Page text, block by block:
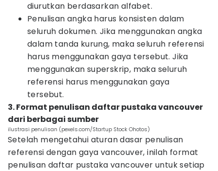
diurutkan berdasarkan alfabet.
Penulisan angka harus konsisten dalam
seluruh dokumen. Jika menggunakan angka
dalam tanda kurung, maka seluruh referensi
harus menggunakan gaya tersebut. Jika
menggunakan superskrip, maka seluruh
referensi harus menggunakan gaya
tersebut.
3. Format penulisan daftar pustaka vancouver
dari berbagai sumber
ilustrasi penulisan (pexels.com/Startup Stock Ohotos)
Setelah mengetahui aturan dasar penulisan
referensi dengan gaya vancouver, inilah format
penulisan daftar pustaka vancouver untuk setiap